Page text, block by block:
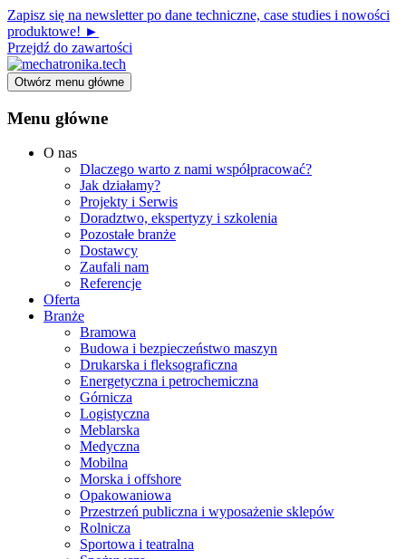
Zapisz się na newsletter po dane techniczne, case studies i nowości
produktowe! ►
Przejdź do zawartości
Otwórz menu główne
Menu główne
O nas
Dlaczego warto z nami współpracować?
Jak działamy?
Projekty i Serwis
Doradztwo, ekspertyzy i szkolenia
Pozostałe branże
Dostawcy
Zaufali nam
Referencje
Oferta
Branże
Bramowa
Budowa i bezpieczeństwo maszyn
Drukarska i fleksograficzna
Energetyczna i petrochemiczna
Górnicza
Logistyczna
Meblarska
Medyczna
Mobilna
Morska i offshore
Opakowaniowa
Przestrzeń publiczna i wyposażenie sklepów
Rolnicza
Sportowa i teatralna